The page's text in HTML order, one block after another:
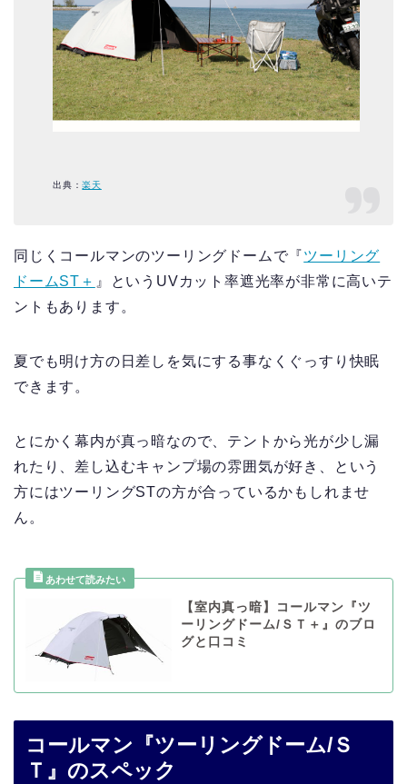
出典：楽天
同じくコールマンのツーリングドームで『ツーリング
ドームST＋ 』というUVカット率遮光率が非常に高いテ
ントもあります。
夏でも明け方の日差しを気にする事なくぐっすり快眠
できます。
とにかく幕内が真っ暗なので、テントから光が少し漏
れたり、差し込むキャンプ場の雰囲気が好き、という
方にはツーリングSTの方が合っているかもしれませ
ん。
【室内真っ暗】コールマン『ツ
ーリングドーム/ＳＴ＋』のブロ
グと口コミ
コールマン『ツーリングドーム/Ｓ
Ｔ』のスペック